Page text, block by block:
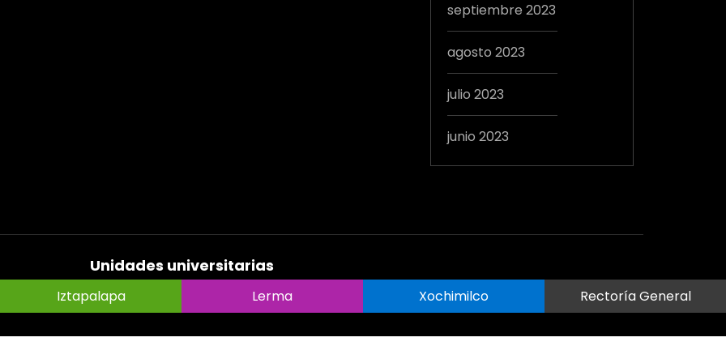
septiembre 2023
agosto 2023
julio 2023
junio 2023
Unidades universitarias
Iztapalapa Lerma Xochimilco Rectoría General